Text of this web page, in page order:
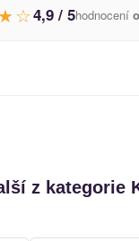
4,9 / 5hodnocení
z kategorie